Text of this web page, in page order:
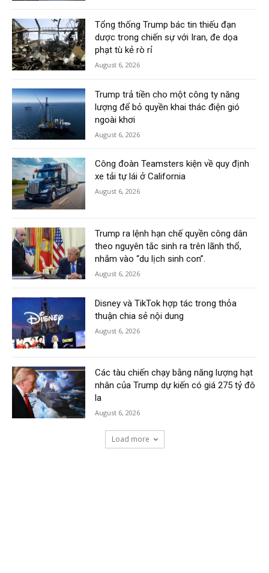
Tổng thống Trump bác tin thiếu đạn
dược trong chiến sự với Iran, đe dọa
phạt tù kẻ rò rỉ
August 6, 2026
Trump trả tiền cho một công ty năng
lượng để bỏ quyền khai thác điện gió
ngoài khơi
August 6, 2026
Công đoàn Teamsters kiện về quy định
xe tải tự lái ở California
August 6, 2026
Trump ra lệnh hạn chế quyền công dân
theo nguyên tắc sinh ra trên lãnh thổ,
nhắm vào “du lịch sinh con”.
August 6, 2026
Disney và TikTok hợp tác trong thỏa
thuận chia sẻ nội dung
August 6, 2026
Các tàu chiến chạy bằng năng lượng hạt
nhân của Trump dự kiến có giá 275 tỷ đô
la
August 6, 2026
Load more